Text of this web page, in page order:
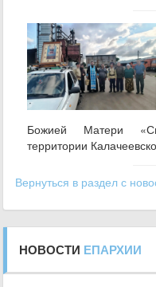
Божией Матери
территории
Вернуться в раздел с
НОВОСТИ ЕПАРХИИ